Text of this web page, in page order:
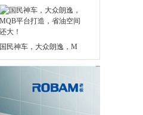
国民神车，大众朗逸，M